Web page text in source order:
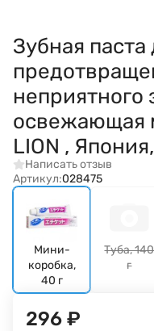
Зубная паста
неприятного
освежающая
LION ,
Написать отзыв
Артикул:028475
Мини-
коробка,
40 г
Туба, 140
г
296 ₽